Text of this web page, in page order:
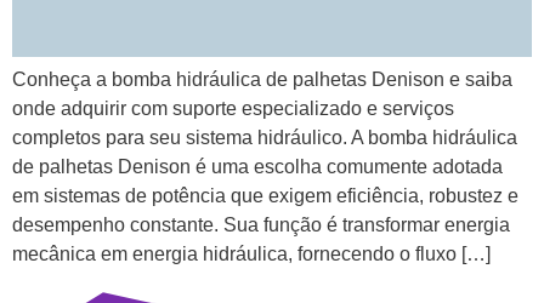
Conheça a bomba hidráulica de palhetas Denison e saiba
onde adquirir com suporte especializado e serviços
completos para seu sistema hidráulico. A bomba hidráulica
de palhetas Denison é uma escolha comumente adotada
em sistemas de potência que exigem eficiência, robustez e
desempenho constante. Sua função é transformar energia
mecânica em energia hidráulica, fornecendo o fluxo […]